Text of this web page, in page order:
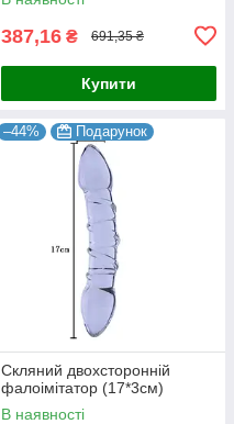
387,16 ₴ 691,35 ₴
Купити
–44% Подарунок
Скляний двохсторонній
фалоімітатор (17*3см)
В наявності